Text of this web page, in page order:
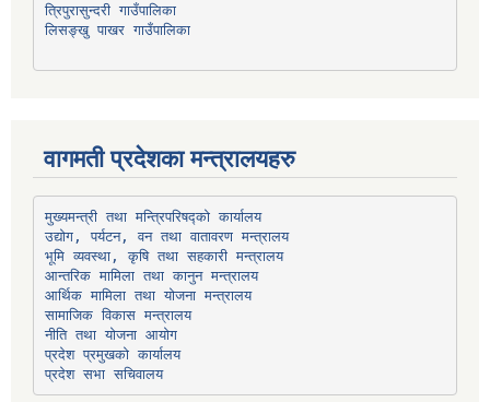
त्रिपुरासुन्दरी गाउँपालिका
लिसङ्खु पाखर गाउँपालिका
वागमती प्रदेशका मन्त्रालयहरु
मुख्यमन्त्री तथा मन्त्रिपरिषद्को कार्यालय
उद्योग, पर्यटन, वन तथा वातावरण मन्त्रालय
भूमि व्यवस्था, कृषि तथा सहकारी मन्त्रालय
आन्तरिक मामिला तथा कानुन मन्त्रालय
आर्थिक मामिला तथा योजना मन्त्रालय
सामाजिक विकास मन्त्रालय
नीति तथा योजना आयोग
प्रदेश प्रमुखको कार्यालय
प्रदेश सभा सचिवालय